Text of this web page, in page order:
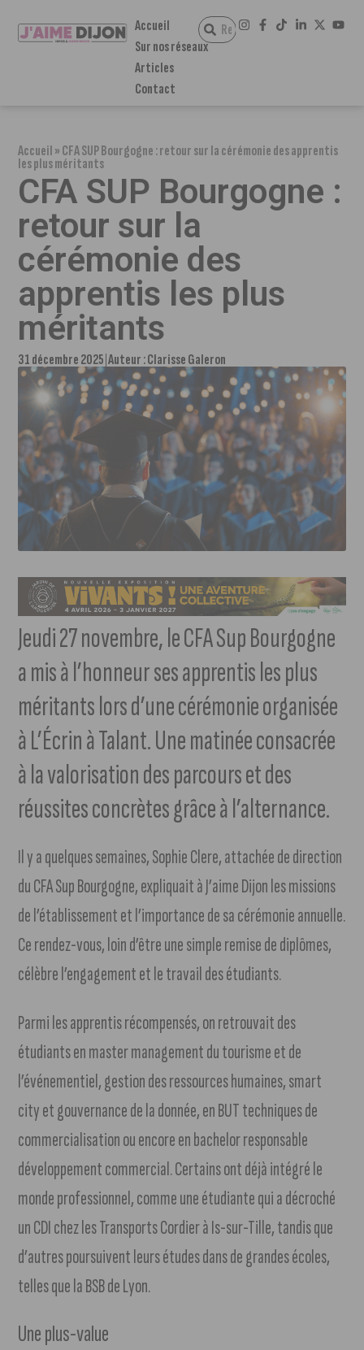
Accueil
Sur nos réseaux
Articles
Contact
Accueil»CFA SUP Bourgogne : retour sur la cérémonie des apprentis
les plus méritants
CFA SUP Bourgogne :
retour sur la
cérémonie des
apprentis les plus
méritants
31 décembre 2025 Auteur :Clarisse Galeron
Jeudi 27 novembre, le CFA Sup Bourgogne
a mis à l’honneur ses apprentis les plus
méritants lors d’une cérémonie organisée
à L’Écrin à Talant. Une matinée consacrée
à la valorisation des parcours et des
réussites concrètes grâce à l’alternance.
Il y a quelques semaines, Sophie Clere, attachée de direction
du CFA Sup Bourgogne, expliquait à J’aime Dijon les missions
de l’établissement et l’importance de sa cérémonie annuelle.
Ce rendez-vous, loin d’être une simple remise de diplômes,
célèbre l’engagement et le travail des étudiants.
Parmi les apprentis récompensés, on retrouvait des
étudiants en master management du tourisme et de
l’événementiel, gestion des ressources humaines, smart
city et gouvernance de la donnée, en BUT techniques de
commercialisation ou encore en bachelor responsable
développement commercial. Certains ont déjà intégré le
monde professionnel, comme une étudiante qui a décroché
un CDI chez les Transports Cordier à Is-sur-Tille, tandis que
d’autres poursuivent leurs études dans de grandes écoles,
telles que la BSB de Lyon.
Une plus-value